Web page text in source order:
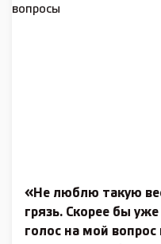
«Не люблю такую
грязь. Скорее бы
голос на мой